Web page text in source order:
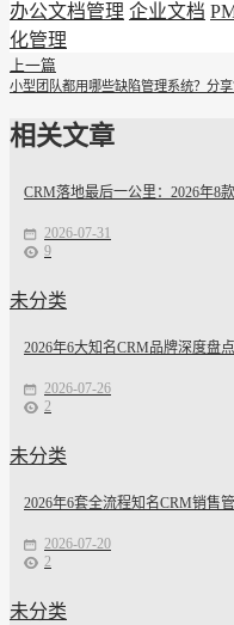
办公文档管理 企业文档
化管理
上一篇
小型团队都用哪些缺陷管理系统？分
相关文章
CRM落地最后一公里：2026年8
2026-07-31
9
未分类
2026年6大知名CRM品牌深度盘
2026-07-26
2
未分类
2026年6套全流程知名CRM销售
2026-07-20
2
未分类